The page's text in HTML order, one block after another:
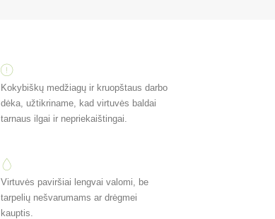
Kokybiškų medžiagų ir kruopštaus darbo
dėka, užtikriname, kad virtuvės baldai
tarnaus ilgai ir nepriekaištingai.
Virtuvės paviršiai lengvai valomi, be
tarpelių nešvarumams ar drėgmei
kauptis.